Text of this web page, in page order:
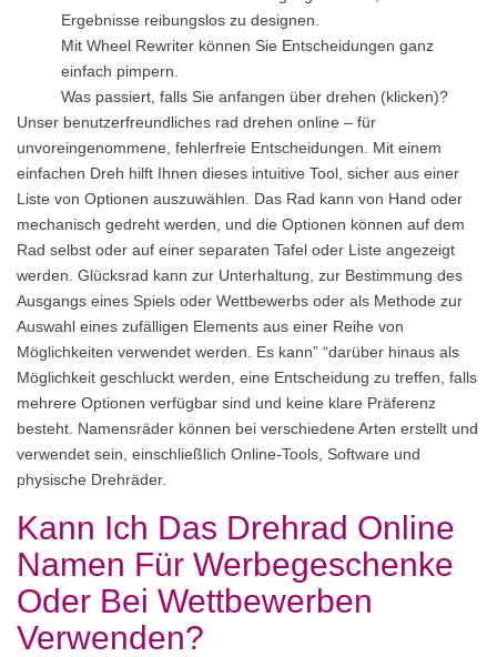
Ergebnisse reibungslos zu designen.
Mit Wheel Rewriter können Sie Entscheidungen ganz
einfach pimpern.
Was passiert, falls Sie anfangen über drehen (klicken)?
Unser benutzerfreundliches rad drehen online – für
unvoreingenommene, fehlerfreie Entscheidungen. Mit einem
einfachen Dreh hilft Ihnen dieses intuitive Tool, sicher aus einer
Liste von Optionen auszuwählen. Das Rad kann von Hand oder
mechanisch gedreht werden, und die Optionen können auf dem
Rad selbst oder auf einer separaten Tafel oder Liste angezeigt
werden. Glücksrad kann zur Unterhaltung, zur Bestimmung des
Ausgangs eines Spiels oder Wettbewerbs oder als Methode zur
Auswahl eines zufälligen Elements aus einer Reihe von
Möglichkeiten verwendet werden. Es kann” “darüber hinaus als
Möglichkeit geschluckt werden, eine Entscheidung zu treffen, falls
mehrere Optionen verfügbar sind und keine klare Präferenz
besteht. Namensräder können bei verschiedene Arten erstellt und
verwendet sein, einschließlich Online-Tools, Software und
physische Drehräder.
Kann Ich Das Drehrad Online
Namen Für Werbegeschenke
Oder Bei Wettbewerben
Verwenden?